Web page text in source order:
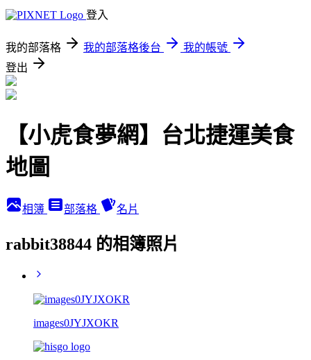
登入
我的部落格 我的部落格後台
我的帳號
登出
【小虎食夢網】台北捷運美食
地圖
相簿 部落格 名片
rabbit38844 的相簿照片
images0JYJXOKR